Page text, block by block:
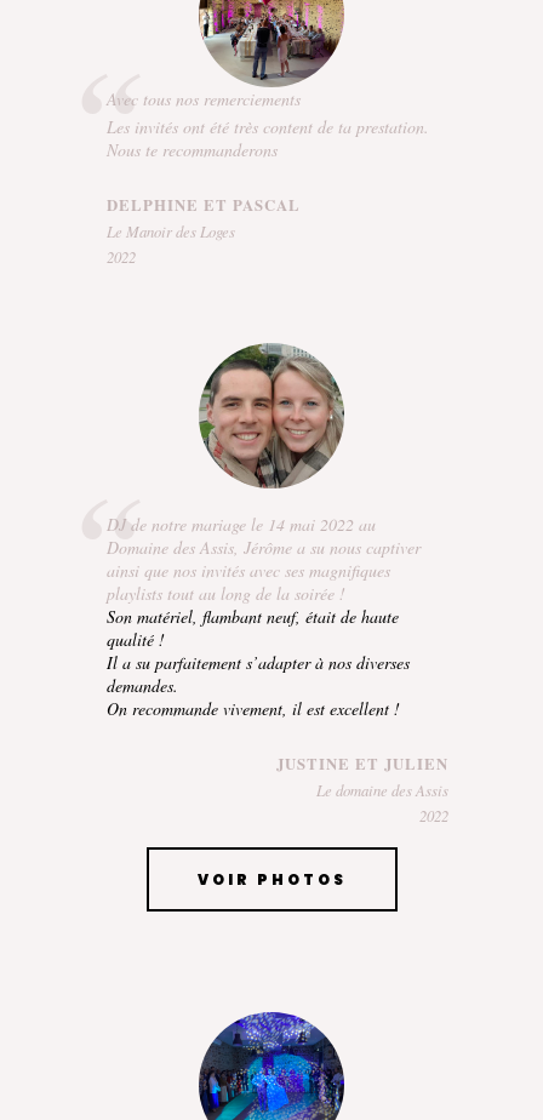
Avec tous nos remerciements
Les invités ont été très content de ta prestation.
Nous te recommanderons
DELPHINE ET PASCAL
Le Manoir des Loges
2022
DJ de notre mariage le 14 mai 2022 au
Domaine des Assis, Jérôme a su nous captiver
ainsi que nos invités avec ses magnifiques
playlists tout au long de la soirée !
Son matériel, flambant neuf, était de haute
qualité !
Il a su parfaitement s’adapter à nos diverses
demandes.
On recommande vivement, il est excellent !
JUSTINE ET JULIEN
Le domaine des Assis
2022
VOIR PHOTOS